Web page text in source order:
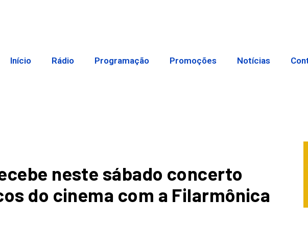
Início Rádio Programação Promoções Notícias
neste sábado concerto
do cinema com a Filarmônica